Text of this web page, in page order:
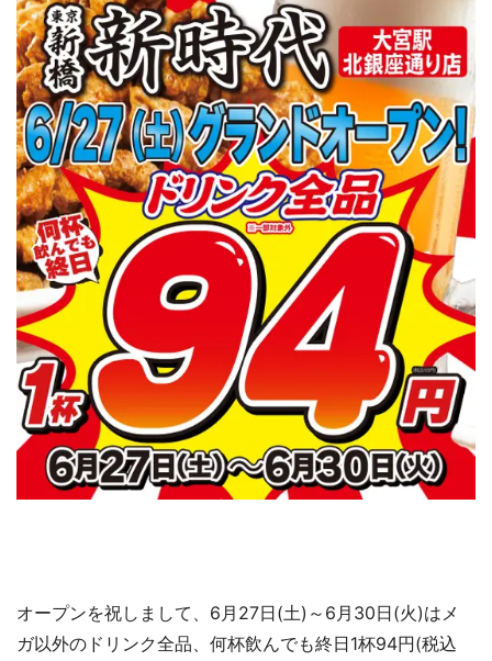
オープンを祝しまして、6月27日(土)～6月30日(火)はメ
ガ以外のドリンク全品、何杯飲んでも終日1杯94円(税込